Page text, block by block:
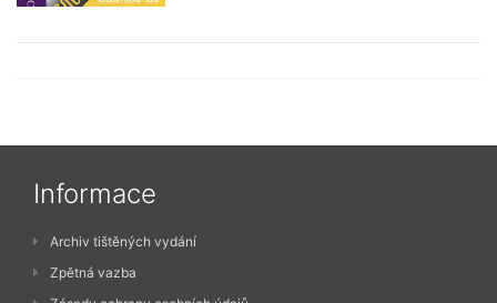
Informace
Archiv tištěných vydání
Zpětná vazba